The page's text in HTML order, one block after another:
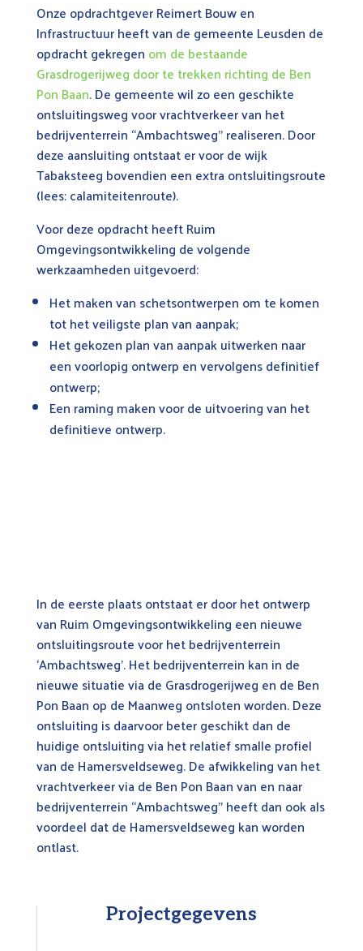
Onze opdrachtgever Reimert Bouw en
Infrastructuur heeft van de gemeente Leusden de
opdracht gekregen om de bestaande
Grasdrogerijweg door te trekken richting de Ben
Pon Baan. De gemeente wil zo een geschikte
ontsluitingsweg voor vrachtverkeer van het
bedrijventerrein “Ambachtsweg” realiseren. Door
deze aansluiting ontstaat er voor de wijk
Tabaksteeg bovendien een extra ontsluitingsroute
(lees: calamiteitenroute).
Voor deze opdracht heeft Ruim
Omgevingsontwikkeling de volgende
werkzaamheden uitgevoerd:
Het maken van schetsontwerpen om te komen
tot het veiligste plan van aanpak;
Het gekozen plan van aanpak uitwerken naar
een voorlopig ontwerp en vervolgens definitief
ontwerp;
Een raming maken voor de uitvoering van het
definitieve ontwerp.
In de eerste plaats ontstaat er door het ontwerp
van Ruim Omgevingsontwikkeling een nieuwe
ontsluitingsroute voor het bedrijventerrein
‘Ambachtsweg’. Het bedrijventerrein kan in de
nieuwe situatie via de Grasdrogerijweg en de Ben
Pon Baan op de Maanweg ontsloten worden. Deze
ontsluiting is daarvoor beter geschikt dan de
huidige ontsluiting via het relatief smalle profiel
van de Hamersveldseweg. De afwikkeling van het
vrachtverkeer via de Ben Pon Baan van en naar
bedrijventerrein “Ambachtsweg” heeft dan ook als
voordeel dat de Hamersveldseweg kan worden
ontlast.
Projectgegevens